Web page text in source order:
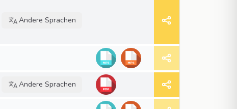
Andere Sprachen
Andere Sprachen